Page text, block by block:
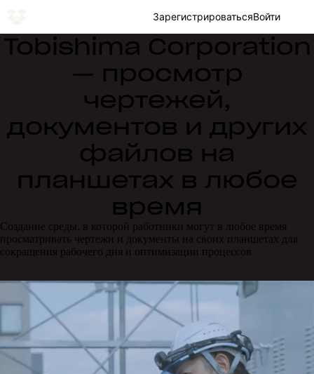
ЗарегистрироватьсяВойти
Tobishima Corporation
— просмотр
чертежей,
документов и других
файлов на
планшетах в любое
время
Создание среды, в которой работники могут в любое время
просматривать чертежи и документы на своих планшетах для
сокращения рабочего дня и оптимизации процессов